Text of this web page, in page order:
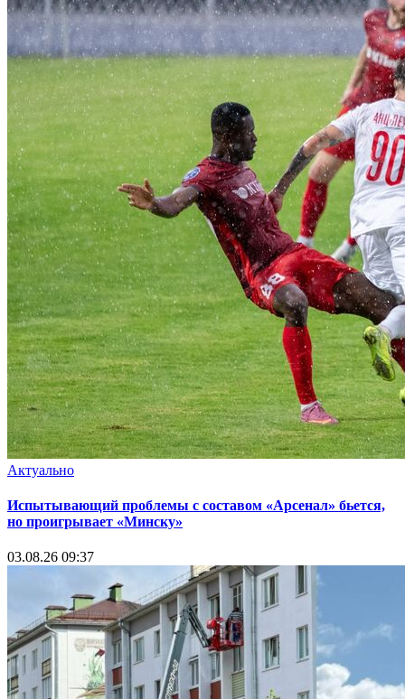
Актуально
Испытывающий проблемы с составом «Арсенал» бьется,
но проигрывает «Минску»
03.08.26 09:37